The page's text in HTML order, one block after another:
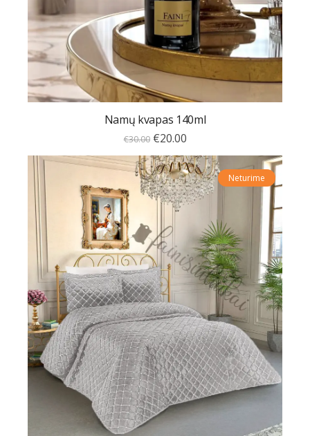
Namų kvapas 140ml
€30.00 €20.00
Neturime